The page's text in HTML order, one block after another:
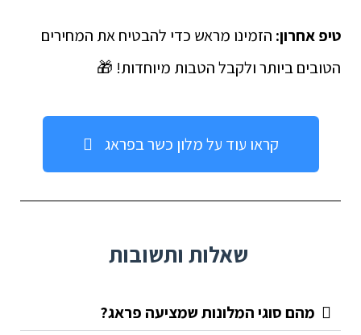
טיפ אחרון: הזמינו מראש כדי להבטיח את המחירים
הטובים ביותר ולקבל הטבות מיוחדות! 🎁
קראו עוד על מלון כשר בפראג
שאלות ותשובות
מהם סוגי המלונות שמציעה פראג?